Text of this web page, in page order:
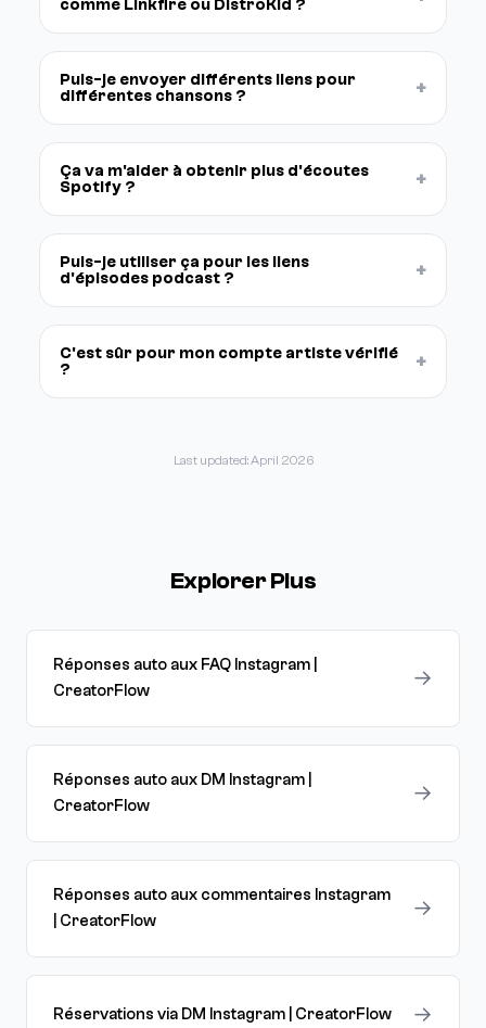
comme Linkfire ou DistroKid ?
Puis-je envoyer différents liens pour
différentes chansons ?
+
Ça va m'aider à obtenir plus d'écoutes
Spotify ?
+
Puis-je utiliser ça pour les liens
d'épisodes podcast ?
+
C'est sûr pour mon compte artiste vérifié
?
+
Last updated: April 2026
Explorer Plus
Réponses auto aux FAQ Instagram |
CreatorFlow
→
Réponses auto aux DM Instagram |
CreatorFlow
→
Réponses auto aux commentaires Instagram
| CreatorFlow
→
Réservations via DM Instagram | CreatorFlow →